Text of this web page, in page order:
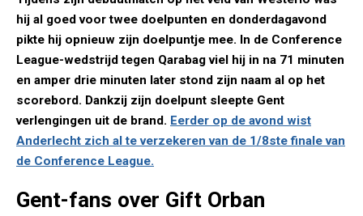
hij al goed voor twee doelpunten en donderdagavond
pikte hij opnieuw zijn doelpuntje mee. In de Conference
League-wedstrijd tegen Qarabag viel hij in na 71 minuten
en amper drie minuten later stond zijn naam al op het
scorebord. Dankzij zijn doelpunt sleepte Gent
verlengingen uit de brand. Eerder op de avond wist
Anderlecht zich al te verzekeren van de 1/8ste finale van
de Conference League.
Gent-fans over Gift Orban